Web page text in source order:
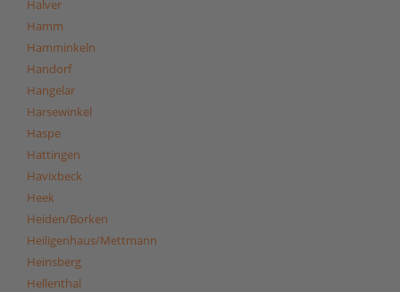
Halver
Hamm
Hamminkeln
Handorf
Hangelar
Harsewinkel
Haspe
Hattingen
Havixbeck
Heek
Heiden/Borken
Heiligenhaus/Mettmann
Heinsberg
Hellenthal